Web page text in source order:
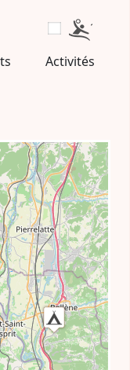
Activités